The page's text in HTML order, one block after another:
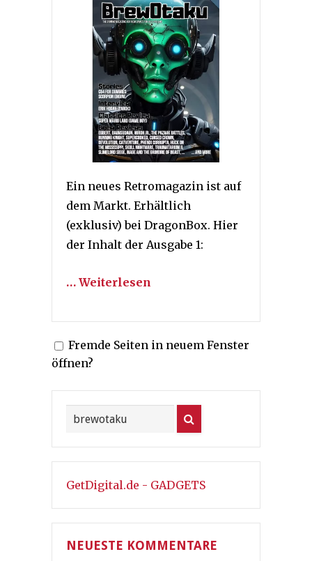
Ein neues Retromagazin ist auf
dem Markt. Erhältlich
(exklusiv) bei DragonBox. Hier
der Inhalt der Ausgabe 1:
… Weiterlesen
Fremde Seiten in neuem Fenster
öffnen?
GetDigital.de - GADGETS
NEUESTE KOMMENTARE